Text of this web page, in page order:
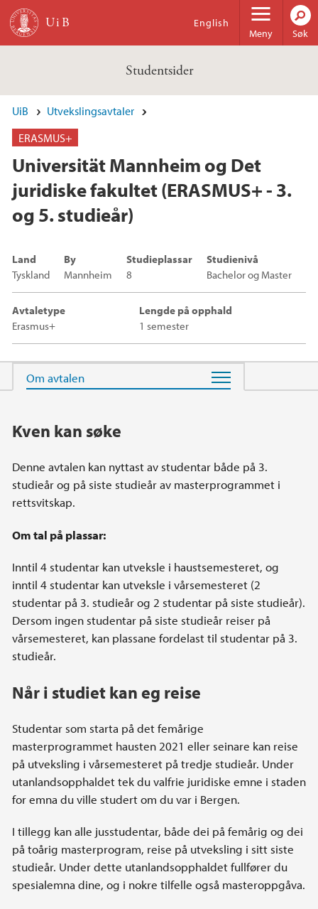
Hopp til hovedinnhold
Meny
English
Søk
Studentsider
UiB
Utvekslingsavtaler
ERASMUS+
Universität Mannheim og Det
juridiske fakultet (ERASMUS+ - 3.
og 5. studieår)
Land
Tyskland
By
Mannheim
Studieplassar
8
Studienivå
Bachelor og Master
Avtaletype
Erasmus+
Lengde på opphald
1 semester
Hovedinnhold
Kven kan søke
Denne avtalen kan nyttast av studentar både på 3.
studieår og på siste studieår av masterprogrammet i
rettsvitskap.
Om tal på plassar:
Inntil 4 studentar kan utveksle i haustsemesteret, og
inntil 4 studentar kan utveksle i vårsemesteret (2
studentar på 3. studieår og 2 studentar på siste studieår).
Dersom ingen studentar på siste studieår reiser på
vårsemesteret, kan plassane fordelast til studentar på 3.
studieår.
Når i studiet kan eg reise
Studentar som starta på det femårige
masterprogrammet hausten 2021 eller seinare kan reise
på utveksling i vårsemesteret på tredje studieår. Under
utanlandsopphaldet tek du valfrie juridiske emne i staden
for emna du ville studert om du var i Bergen.
I tillegg kan alle jusstudentar, både dei på femårig og dei
på toårig masterprogram, reise på utveksling i sitt siste
studieår. Under dette utanlandsopphaldet fullfører du
spesialemna dine, og i nokre tilfelle også masteroppgåva.